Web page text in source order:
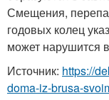
Смещения,
годовых колец
может нарушится
Источник: https://
doma-iz-brusa-